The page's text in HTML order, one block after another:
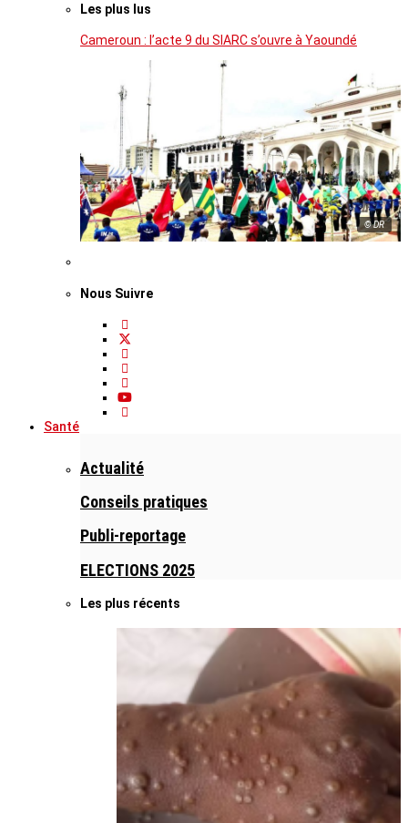
Les plus lus
Cameroun : l’acte 9 du SIARC s’ouvre à Yaoundé
© DR
Nous Suivre
Santé
Actualité
Conseils pratiques
Publi-reportage
ELECTIONS 2025
Les plus récents